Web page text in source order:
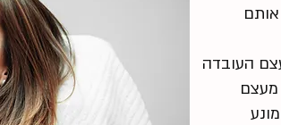
העובדה
מעצם